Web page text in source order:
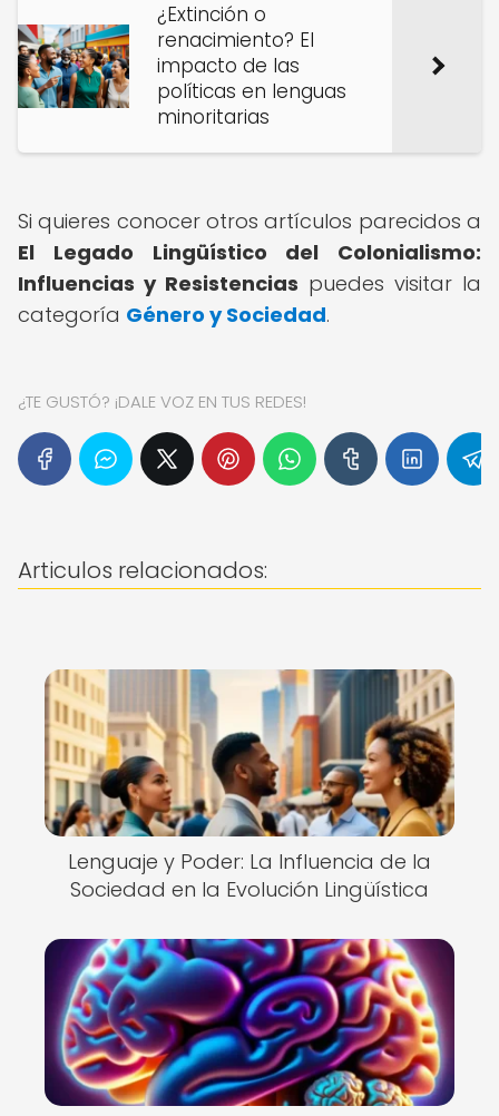
¿Extinción o
renacimiento? El
impacto de las
políticas en lenguas
minoritarias
Si quieres conocer otros artículos parecidos a
El Legado Lingüístico del Colonialismo:
Influencias y Resistencias puedes visitar la
categoría Género y Sociedad.
¿TE GUSTÓ? ¡DALE VOZ EN TUS REDES!
Articulos relacionados:
Lenguaje y Poder: La Influencia de la
Sociedad en la Evolución Lingüística